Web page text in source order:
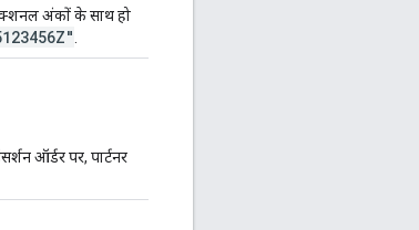
अंकों के साथ हो
ऑर्डर पर, पार्टनर